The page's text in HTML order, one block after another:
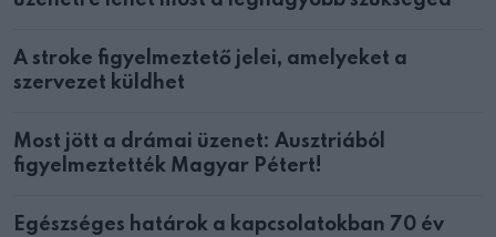
A stroke figyelmeztető jelei, amelyeket a
szervezet küldhet
Most jött a drámai üzenet: Ausztriából
figyelmeztették Magyar Pétert!
Egészséges határok a kapcsolatokban 70 év